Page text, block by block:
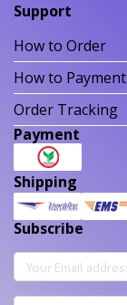
Support
How to Order
How to Payment
Order Tracking
Payment
Shipping
Subscribe